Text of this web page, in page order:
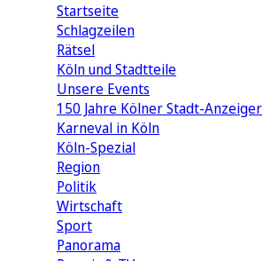
Startseite
Schlagzeilen
Rätsel
Köln und Stadtteile
Unsere Events
150 Jahre Kölner Stadt-Anzeiger
Karneval in Köln
Köln-Spezial
Region
Politik
Wirtschaft
Sport
Panorama